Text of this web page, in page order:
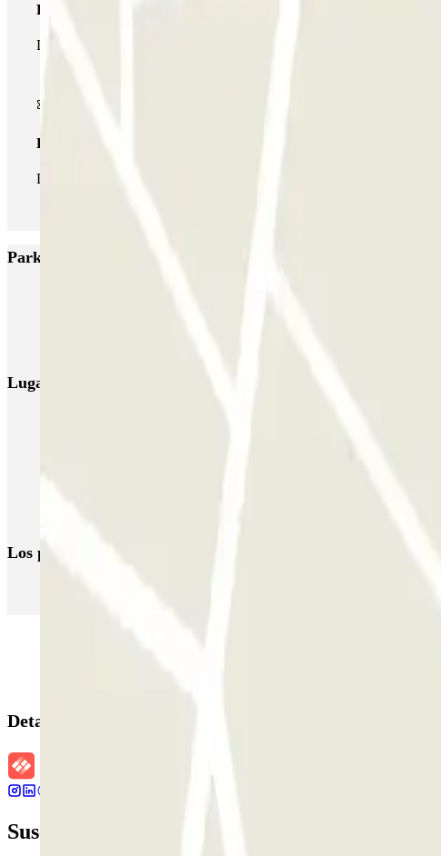
Pase multiparking
Durante tu estancia podrás hacer uso de toda la red de parkings de
Pase ilimitado
Durante tu estancia podrás entrar y salir del parking todas las veces que
Parkings más valorados en Toulouse
Lugares y eventos interesantes cerca de Q-Park Compans
Los parkings
Detalles de la reserva
Suscríbete a nuestra newsletter y entérate de